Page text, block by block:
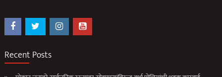
Recent Posts